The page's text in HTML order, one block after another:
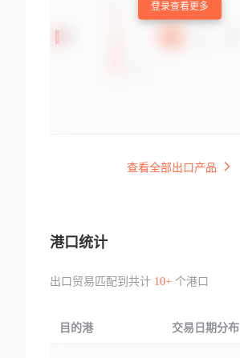
登录查看更多
查看全部出口产品
港口统计
出口贸易匹配到共计 10+个港口
目的港 交易日期分布